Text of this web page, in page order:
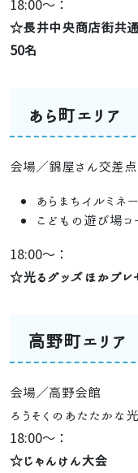
18:00～：
☆長井中央商店街共
50名
あら町エリア
会場／錦屋さん交差
あらまちイルミネ
こどもの遊び場コ
18:00～：
☆光るグッズほかプレ
高野町エリア
会場／高野会館
ろうそくのあたたかな
18:00～：
☆じゃんけん大会